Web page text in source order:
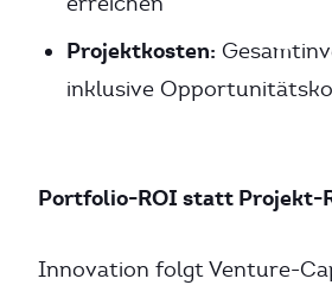
Projektkosten:
inklusive
Portfolio-ROI statt Projekt-
Innovation folgt Venture-